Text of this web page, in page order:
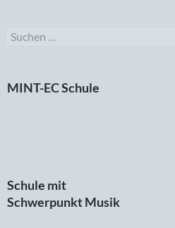
Suchen
MINT-EC Schule
Schule mit
Schwerpunkt Musik